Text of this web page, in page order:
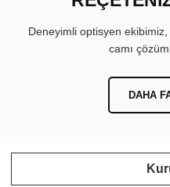
Deneyimli optisyen
camı
DAHA